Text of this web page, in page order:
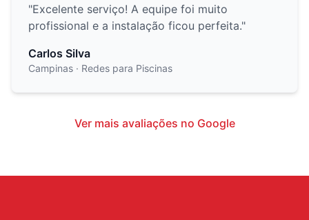
"Excelente serviço! A equipe foi muito
profissional e a instalação ficou perfeita."
Carlos Silva
Campinas · Redes para Piscinas
Ver mais avaliações no Google